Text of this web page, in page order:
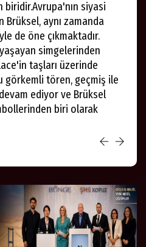
siyasi
Brüksel, aynı zamanda
de öne çıkmaktadır.
simgelerinden
taşları üzerinde
görkemli tören, geçmiş ile
ediyor ve Brüksel
biri olarak